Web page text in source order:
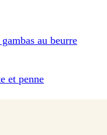
au beurre
et penne